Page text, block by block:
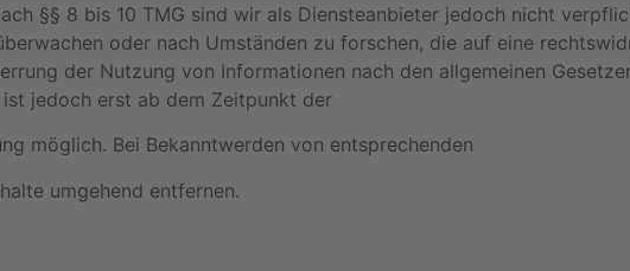
§§ 8 bis 10 TMG sind wir als Diensteanbieter jedoch nicht
oder nach Umständen zu forschen, die auf eine
der Nutzung von Informationen nach den allgemeinen
jedoch erst ab dem Zeitpunkt der
möglich. Bei Bekanntwerden von entsprechenden
umgehend entfernen.